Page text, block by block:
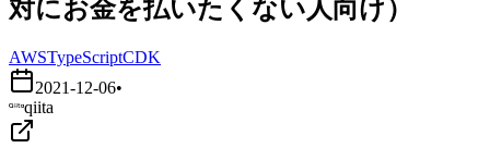
対にお金を払いたくない人向け）
AWSTypeScriptCDK
2021-12-06•
qiita